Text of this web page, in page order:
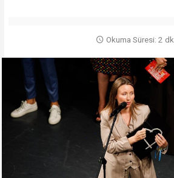
Okuma Süresi: 2 dk.